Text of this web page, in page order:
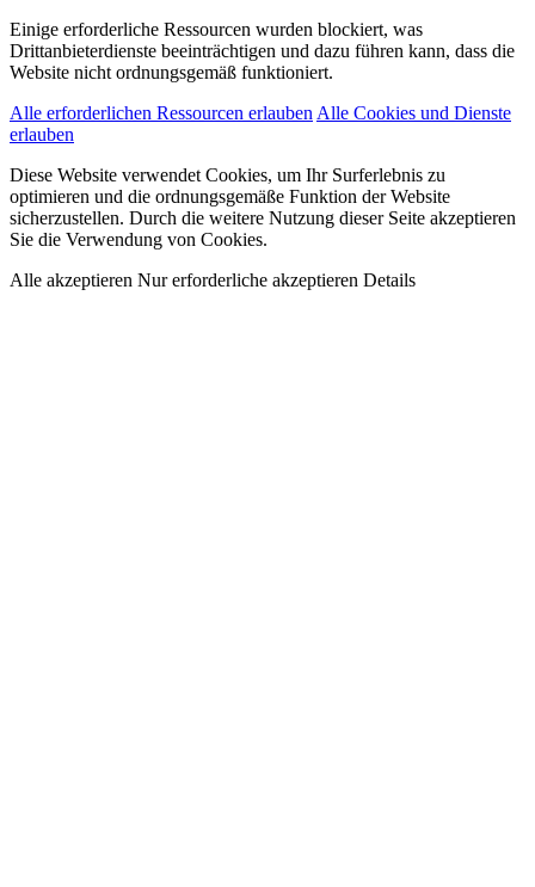
Einige erforderliche Ressourcen wurden blockiert, was
Drittanbieterdienste beeinträchtigen und dazu führen kann, dass die
Website nicht ordnungsgemäß funktioniert.
Alle erforderlichen Ressourcen erlauben Alle Cookies und Dienste
erlauben
Diese Website verwendet Cookies, um Ihr Surferlebnis zu
optimieren und die ordnungsgemäße Funktion der Website
sicherzustellen. Durch die weitere Nutzung dieser Seite akzeptieren
Sie die Verwendung von Cookies.
Alle akzeptieren Nur erforderliche akzeptieren Details